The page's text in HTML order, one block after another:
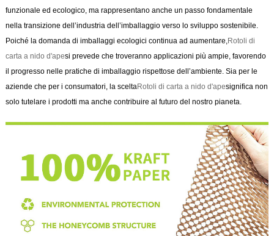
funzionale ed ecologico, ma rappresentano anche un passo fondamentale
nella transizione dell’industria dell’imballaggio verso lo sviluppo sostenibile.
Poiché la domanda di imballaggi ecologici continua ad aumentare, Rotoli di
carta a nido d'apesi prevede che troveranno applicazioni più ampie, favorendo
il progresso nelle pratiche di imballaggio rispettose dell’ambiente. Sia per le
aziende che per i consumatori, la sceltaRotoli di carta a nido d'apesignifica non
solo tutelare i prodotti ma anche contribuire al futuro del nostro pianeta.